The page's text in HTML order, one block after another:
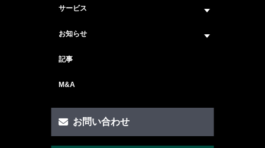
企業情報トップ
サービス
サービス紹介 トップ
セキュリティ顧問サービス
脆弱性診断サービス
お知らせ
ニュース トップ
記事
M&A
お問い合わせ